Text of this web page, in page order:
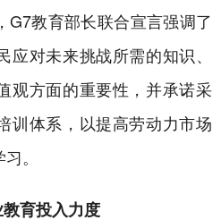
G7教育部长联合宣言强调了
对未来挑战所需的知识、
观方面的重要性，并承诺采
训体系，以提高劳动力市场
。
育投入力度